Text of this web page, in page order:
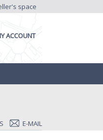
space
ACCOUNT
E-MAIL